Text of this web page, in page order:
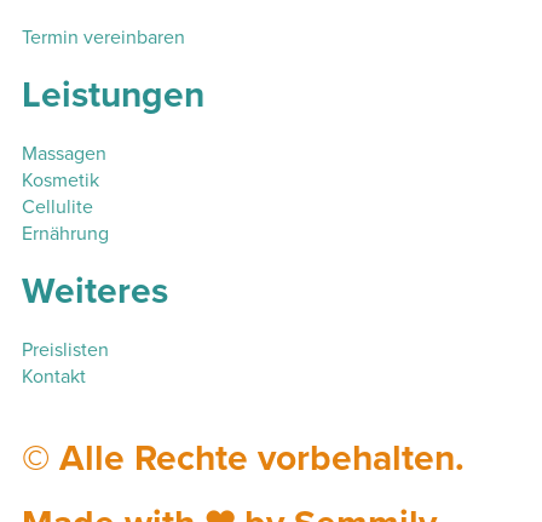
Termin vereinbaren
Leistungen
Massagen
Kosmetik
Cellulite
Ernährung
Weiteres
Preislisten
Kontakt
© Alle Rechte vorbehalten.